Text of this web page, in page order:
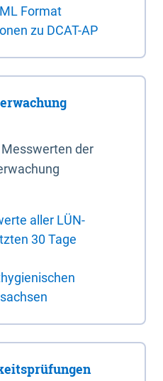
Format
zu DCAT-AP
der
aller LÜN-
30 Tage